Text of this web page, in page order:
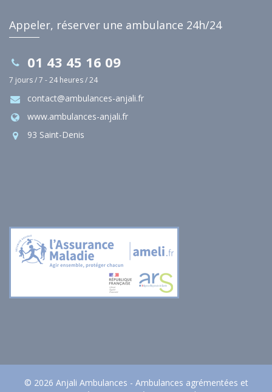
Appeler, réserver une ambulance 24h/24
01 43 45 16 09
7 jours / 7 - 24 heures / 24
contact@ambulances-anjali.fr
www.ambulances-anjali.fr
93 Saint-Denis
© 2026 Anjali Ambulances - Ambulances agrémentées et